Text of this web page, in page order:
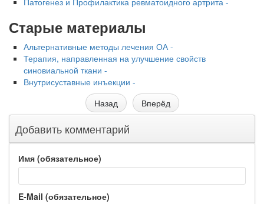
Старые материалы
Альтернативные методы лечения ОА -
Терапия, направленная на улучшение свойств
синовиальной ткани -
Внутрисуставные инъекции -
Назад
Вперёд
Добавить комментарий
Имя (обязательное)
E-Mail (обязательное)